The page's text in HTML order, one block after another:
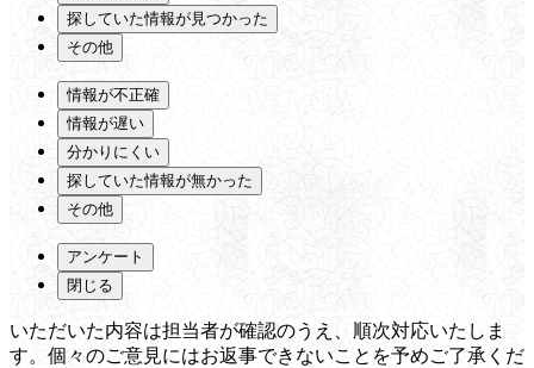
探していた情報が見つかった
その他
情報が不正確
情報が遅い
分かりにくい
探していた情報が無かった
その他
アンケート
閉じる
いただいた内容は担当者が確認のうえ、順次対応いたしま
す。個々のご意見にはお返事できないことを予めご了承くだ